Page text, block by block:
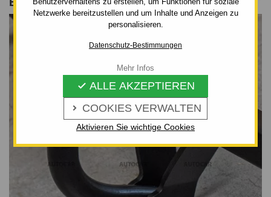
Netzwerke bereitzustellen und um Inhalte und Anzeigen zu
personalisieren.
Datenschutz-Bestimmungen
 COOKIES VERWALTEN
 ALLE AKZEPTIEREN
Aktivieren Sie wichtige Cookies
Mehr Infos